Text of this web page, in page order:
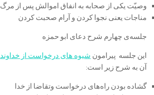
وصیّت یکی از صحابه به انفاق اموالش پس از مرگ
مناجات یعنی نجوا کردن و آرام صحبت کردن
جلسه‌ی چهارم شرح دعای ابو حمزه
این جلسه پیرامون شیوه های درخواست از خداوند
آن به شرح زیر است:
گشاده بودن راه‌های درخواست وتقاضا از خدا